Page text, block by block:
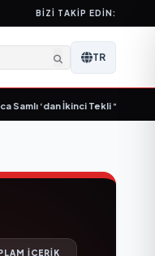
BIZI TAKIP EDIN:
TR
‘dan İkinci Tekli
İÇERİK